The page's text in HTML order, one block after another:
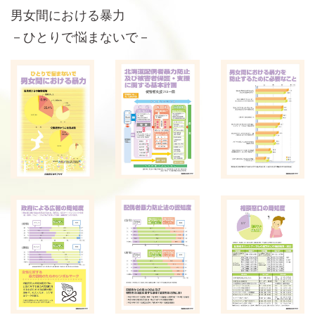
男女間における暴力
－ひとりで悩まないで－